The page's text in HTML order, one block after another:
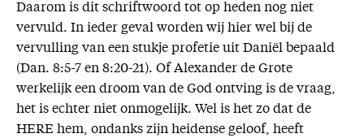
Daarom is dit schriftwoord tot op heden nog niet
vervuld. In ieder geval worden wij hier wel bij de
vervulling van een stukje profetie uit Daniël bepaald
(Dan. 8:5-7 en 8:20-21). Of Alexander de Grote
werkelijk een droom van de God ontving is de vraag,
het is echter niet onmogelijk. Wel is het zo dat de
HERE hem, ondanks zijn heidense geloof, heeft